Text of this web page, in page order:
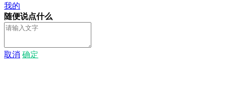
我的
随便说点什么
取消 确定